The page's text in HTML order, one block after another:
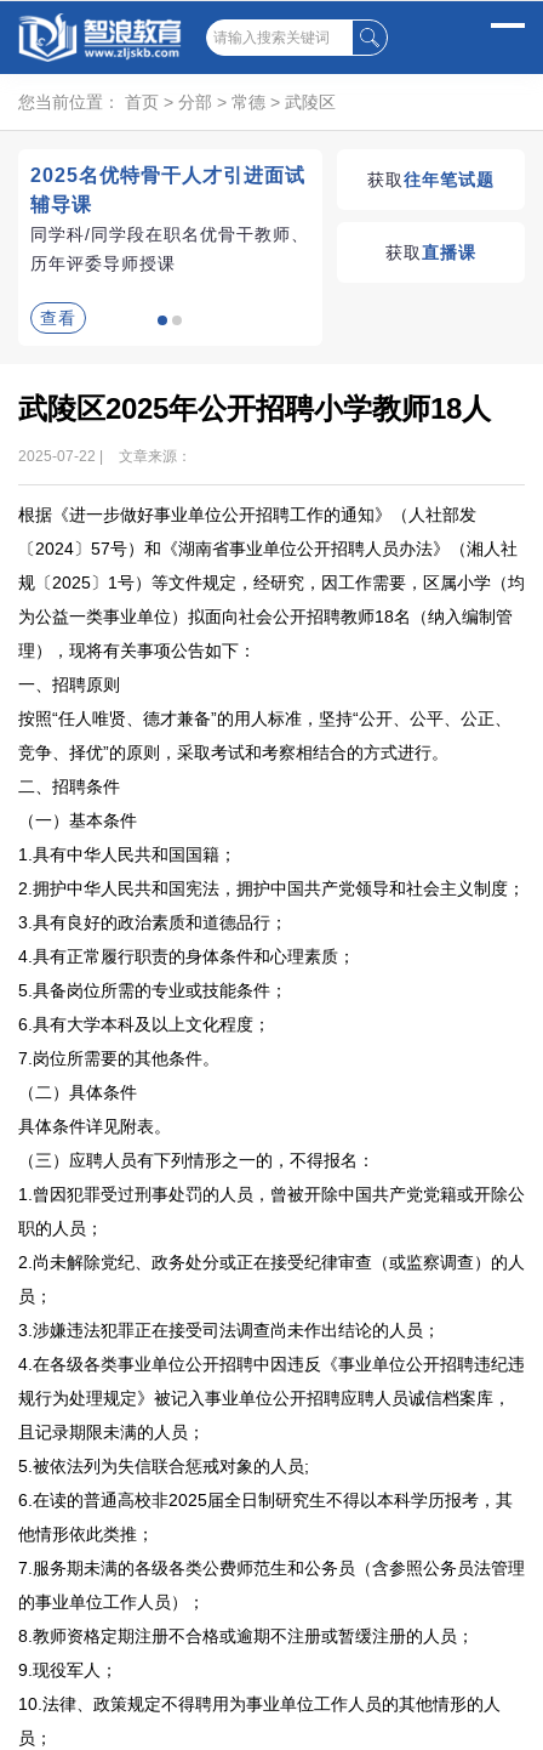
您当前位置： 首页 > 分部 > 常德 > 武陵区
2025名优特骨干人才引进面试
辅导课
同学科/同学段在职名优骨干教师、
历年评委导师授课
查看
湖南教师招聘考试优
获取往年笔试题
获取直播课
武陵区2025年公开招聘小学教师18人
2025-07-22 | 文章来源：
根据《进一步做好事业单位公开招聘工作的通知》（人社部发
〔2024〕57号）和《湖南省事业单位公开招聘人员办法》（湘人社
规〔2025〕1号）等文件规定，经研究，因工作需要，区属小学（均
为公益一类事业单位）拟面向社会公开招聘教师18名（纳入编制管
理），现将有关事项公告如下：
一、招聘原则
按照“任人唯贤、德才兼备”的用人标准，坚持“公开、公平、公正、
竞争、择优”的原则，采取考试和考察相结合的方式进行。
二、招聘条件
（一）基本条件
1.具有中华人民共和国国籍；
2.拥护中华人民共和国宪法，拥护中国共产党领导和社会主义制度；
3.具有良好的政治素质和道德品行；
4.具有正常履行职责的身体条件和心理素质；
5.具备岗位所需的专业或技能条件；
6.具有大学本科及以上文化程度；
7.岗位所需要的其他条件。
（二）具体条件
具体条件详见附表。
（三）应聘人员有下列情形之一的，不得报名：
1.曾因犯罪受过刑事处罚的人员，曾被开除中国共产党党籍或开除公
职的人员；
2.尚未解除党纪、政务处分或正在接受纪律审查（或监察调查）的人
员；
3.涉嫌违法犯罪正在接受司法调查尚未作出结论的人员；
4.在各级各类事业单位公开招聘中因违反《事业单位公开招聘违纪违
规行为处理规定》被记入事业单位公开招聘应聘人员诚信档案库，
且记录期限未满的人员；
5.被依法列为失信联合惩戒对象的人员;
6.在读的普通高校非2025届全日制研究生不得以本科学历报考，其
他情形依此类推；
7.服务期未满的各级各类公费师范生和公务员（含参照公务员法管理
的事业单位工作人员）；
8.教师资格定期注册不合格或逾期不注册或暂缓注册的人员；
9.现役军人；
10.法律、政策规定不得聘用为事业单位工作人员的其他情形的人
员；